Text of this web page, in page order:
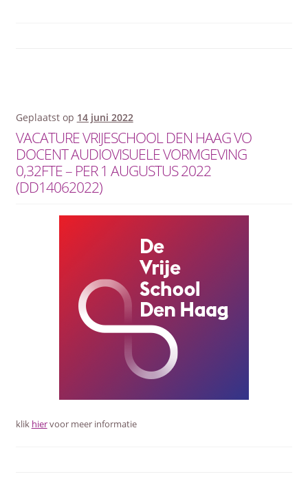
Geplaatst op 14 juni 2022
VACATURE VRIJESCHOOL DEN HAAG VO
DOCENT AUDIOVISUELE VORMGEVING
0,32FTE – PER 1 AUGUSTUS 2022
(DD14062022)
klik hiervoor meer informatie